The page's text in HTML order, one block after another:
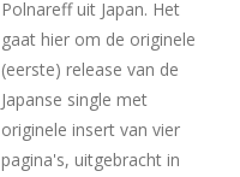
Polnareff uit Japan. Het
gaat hier om de originele
(eerste) release van de
Japanse single met
originele insert van vier
pagina's, uitgebracht in